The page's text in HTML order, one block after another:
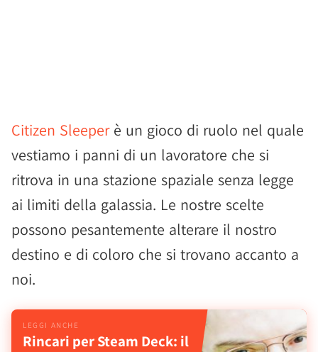
Citizen Sleeperè un gioco di ruolo nel quale
vestiamo i panni di un lavoratore che si
ritrova in una stazione spaziale senza legge
ai limiti della galassia. Le nostre scelte
possono pesantemente alterare il nostro
destino e di coloro che si trovano accanto a
noi.
Rincari per Steam Deck: il